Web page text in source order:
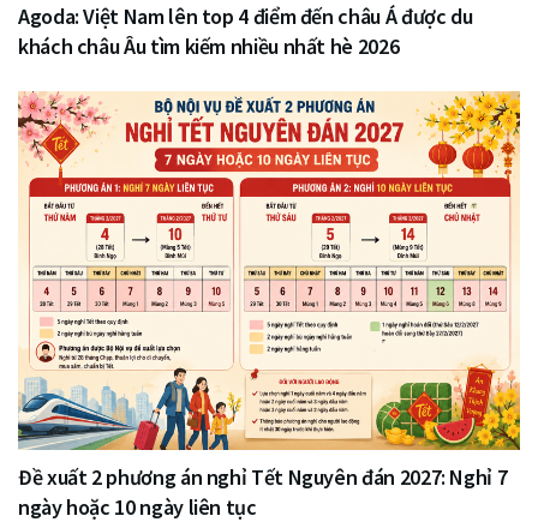
Agoda: Việt Nam lên top 4 điểm đến châu Á được du
khách châu Âu tìm kiếm nhiều nhất hè 2026
Đề xuất 2 phương án nghỉ Tết Nguyên đán 2027: Nghỉ 7
ngày hoặc 10 ngày liên tục